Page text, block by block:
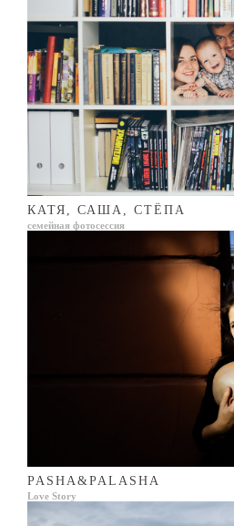
КАТЯ, САША, СТЁПА
семейная фотосессия
PASHA&PALASHA
Love Story